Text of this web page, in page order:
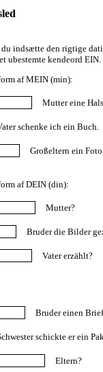
indsætte den rigtige
ubestemte kendeord EIN.
af MEIN (min):
Mutter eine
schenke ich ein Buch.
Großeltern ein
af DEIN (din):
Mutter?
Bruder die Bilder
Vater erzählt?
Bruder einen
schickte er ein
Eltern?